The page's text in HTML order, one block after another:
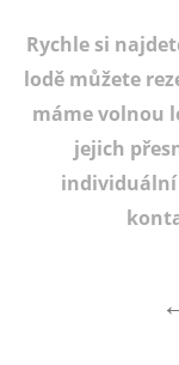
Plán plavby
Tipy na výlet
Fotogalerie
Rychle si
lodě můžete
máme volnou
jejich
Telefon
E-mail